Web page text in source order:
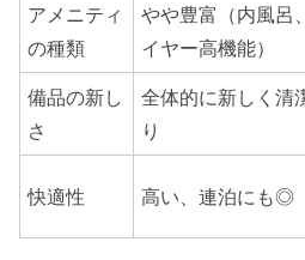
アメニティ
の種類
やや豊富（内風呂
イヤー高機能）
備品の新し
さ
全体的に新しく清
り
快適性 高い、連泊にも◎